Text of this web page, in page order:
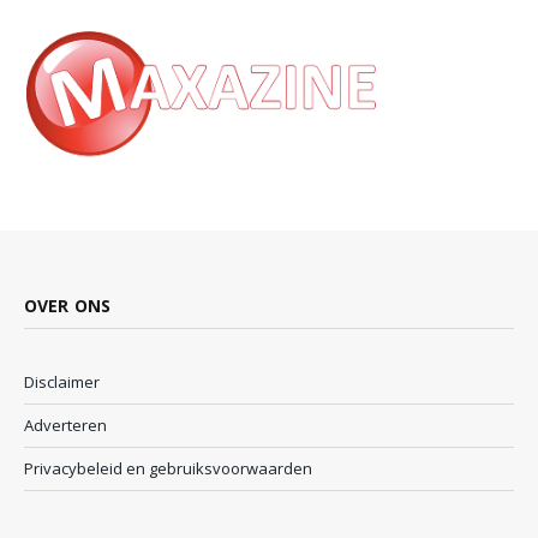
OVER ONS
Disclaimer
Adverteren
Privacybeleid en gebruiksvoorwaarden